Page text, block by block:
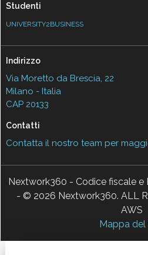
Studenti
UNIVERSITY2BUSINESS
Indirizzo
Via Moretto da Brescia, 22
Milano - Italia
CAP 20133
Contatti
Contatta il nostro team per
Nextwork360 - Codice fiscale e
- © 2026 Nextwork360. ALL
AWS
Mappa del